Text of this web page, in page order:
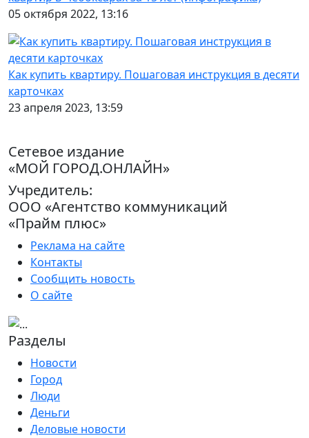
05 октября 2022, 13:16
Как купить квартиру. Пошаговая инструкция в десяти
карточках
23 апреля 2023, 13:59
Сетевое издание
«МОЙ ГОРОД.ОНЛАЙН»
Учредитель:
ООО «Агентство коммуникаций
«Прайм плюс»
Реклама на сайте
Контакты
Сообщить новость
О сайте
Разделы
Новости
Город
Люди
Деньги
Деловые новости